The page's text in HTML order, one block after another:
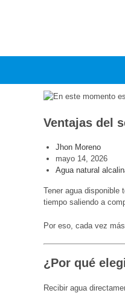
Ventajas del
Jhon Moreno
mayo 14, 2026
Agua natural
Tener agua disponible
tiempo saliendo a
Por eso, cada vez
¿Por qué
Recibir agua